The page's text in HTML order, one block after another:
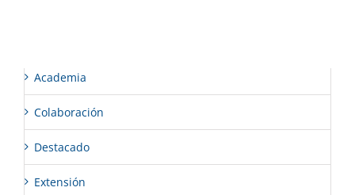
Academia
Colaboración
Destacado
Extensión